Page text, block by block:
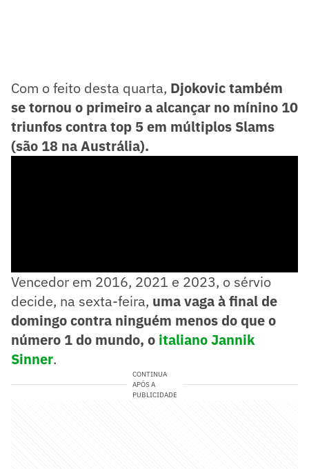
Com o feito desta quarta, Djokovic também
se tornou o primeiro a alcançar no mínino 10
triunfos contra top 5 em múltiplos Slams
(são 18 na Austrália).
Vencedor em 2016, 2021 e 2023, o sérvio
decide, na sexta-feira, uma vaga à final de
domingo contra ninguém menos do que o
número 1 do mundo, o italiano Jannik
Sinner.
CONTINUA
APÓS A
PUBLICIDADE